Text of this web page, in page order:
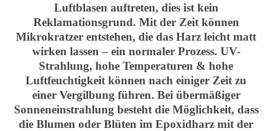
Luftblasen auftreten, dies ist kein
Reklamationsgrund. Mit der Zeit können
Mikrokratzer entstehen, die das Harz leicht matt
wirken lassen – ein normaler Prozess. UV-
Strahlung, hohe Temperaturen & hohe
Luftfeuchtigkeit können nach einiger Zeit zu
einer Vergilbung führen. Bei übermäßiger
Sonneneinstrahlung besteht die Möglichkeit, dass
die Blumen oder Blüten im Epoxidharz mit der